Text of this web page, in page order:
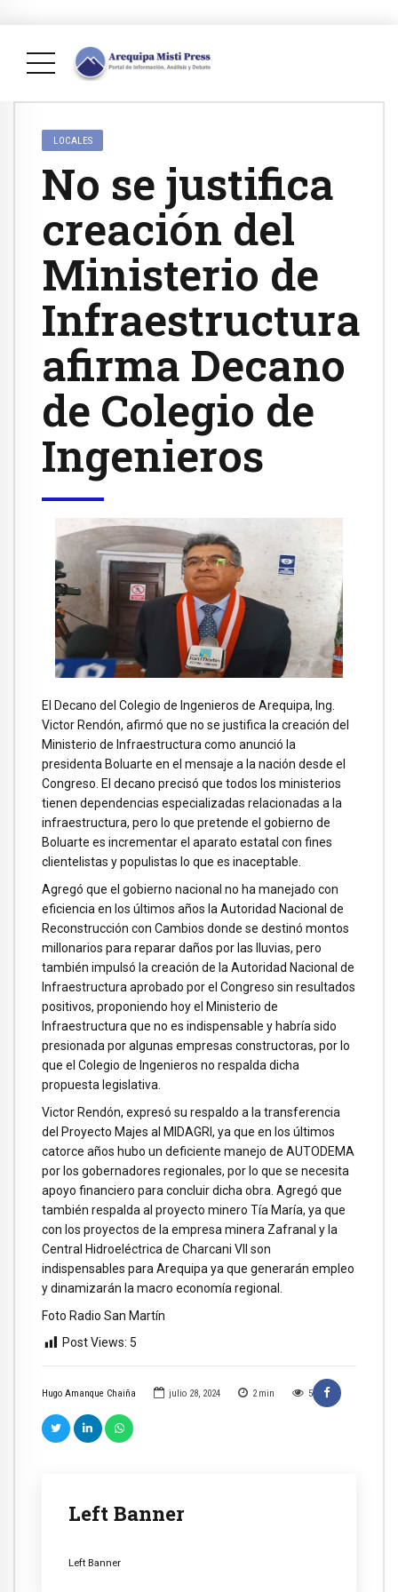
Hugo Amanque Chaiña julio 28, 2024 2 min 5
Left Banner
Left Banner
LOCALES
No se justifica
creación del
Ministerio de
Infraestructura
afirma Decano
de Colegio de
Ingenieros
El Decano del Colegio de Ingenieros de Arequipa, Ing.
Victor Rendón, afirmó que no se justifica la creación del
Ministerio de Infraestructura como anunció la
presidenta Boluarte en el mensaje a la nación desde el
Congreso. El decano precisó que todos los ministerios
tienen dependencias especializadas relacionadas a la
infraestructura, pero lo que pretende el gobierno de
Boluarte es incrementar el aparato estatal con fines
clientelistas y populistas lo que es inaceptable.
Agregó que el gobierno nacional no ha manejado con
eficiencia en los últimos años la Autoridad Nacional de
Reconstrucción con Cambios donde se destinó montos
millonarios para reparar daños por las lluvias, pero
también impulsó la creación de la Autoridad Nacional de
Infraestructura aprobado por el Congreso sin resultados
positivos, proponiendo hoy el Ministerio de
Infraestructura que no es indispensable y habría sido
presionada por algunas empresas constructoras, por lo
que el Colegio de Ingenieros no respalda dicha
propuesta legislativa.
Victor Rendón, expresó su respaldo a la transferencia
del Proyecto Majes al MIDAGRI, ya que en los últimos
catorce años hubo un deficiente manejo de AUTODEMA
por los gobernadores regionales, por lo que se necesita
apoyo financiero para concluir dicha obra. Agregó que
también respalda al proyecto minero Tía María, ya que
con los proyectos de la empresa minera Zafranal y la
Central Hidroeléctrica de Charcani VII son
indispensables para Arequipa ya que generarán empleo
y dinamizarán la macro economía regional.
Foto Radio San Martín
Post Views: 5